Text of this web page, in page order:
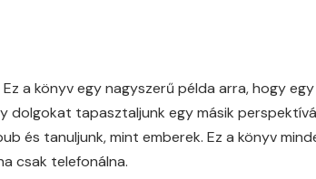
a könyv egy nagyszerű példa arra, hogy
dolgokat tapasztaljunk egy másik
és tanuljunk, mint emberek. Ez a könyv
csak telefonálna.